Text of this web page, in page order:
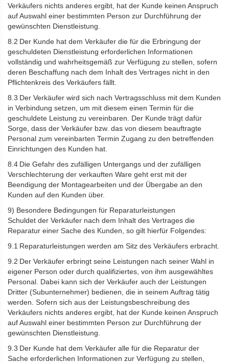
Verkäufers nichts anderes ergibt, hat der Kunde keinen Anspruch
auf Auswahl einer bestimmten Person zur Durchführung der
gewünschten Dienstleistung.
8.2 Der Kunde hat dem Verkäufer die für die Erbringung der
geschuldeten Dienstleistung erforderlichen Informationen
vollständig und wahrheitsgemäß zur Verfügung zu stellen, sofern
deren Beschaffung nach dem Inhalt des Vertrages nicht in den
Pflichtenkreis des Verkäufers fällt.
8.3 Der Verkäufer wird sich nach Vertragsschluss mit dem Kunden
in Verbindung setzen, um mit diesem einen Termin für die
geschuldete Leistung zu vereinbaren. Der Kunde trägt dafür
Sorge, dass der Verkäufer bzw. das von diesem beauftragte
Personal zum vereinbarten Termin Zugang zu den betreffenden
Einrichtungen des Kunden hat.
8.4 Die Gefahr des zufälligen Untergangs und der zufälligen
Verschlechterung der verkauften Ware geht erst mit der
Beendigung der Montagearbeiten und der Übergabe an den
Kunden auf den Kunden über.
9) Besondere Bedingungen für Reparaturleistungen
Schuldet der Verkäufer nach dem Inhalt des Vertrages die
Reparatur einer Sache des Kunden, so gilt hierfür Folgendes:
9.1 Reparaturleistungen werden am Sitz des Verkäufers erbracht.
9.2 Der Verkäufer erbringt seine Leistungen nach seiner Wahl in
eigener Person oder durch qualifiziertes, von ihm ausgewähltes
Personal. Dabei kann sich der Verkäufer auch der Leistungen
Dritter (Subunternehmer) bedienen, die in seinem Auftrag tätig
werden. Sofern sich aus der Leistungsbeschreibung des
Verkäufers nichts anderes ergibt, hat der Kunde keinen Anspruch
auf Auswahl einer bestimmten Person zur Durchführung der
gewünschten Dienstleistung.
9.3 Der Kunde hat dem Verkäufer alle für die Reparatur der
Sache erforderlichen Informationen zur Verfügung zu stellen,